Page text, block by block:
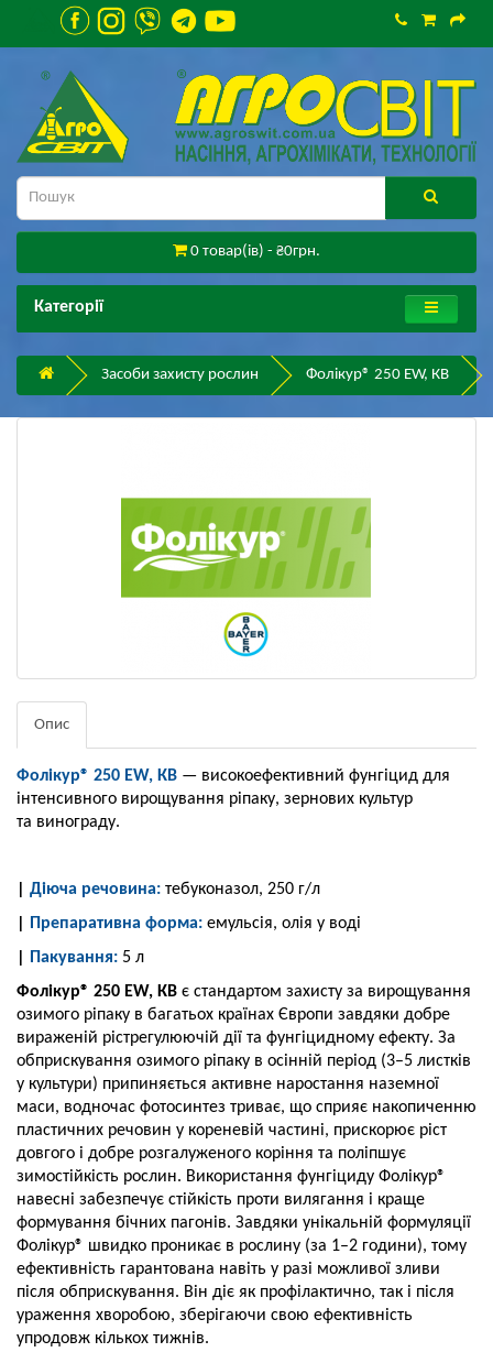
0 товар(ів) - ₴0грн.
Категорії
Засоби захисту рослин Фолікур® 250 EW, КВ
Опис
Фолікур® 250 EW, КВ — високоефективний фунгіцид для
інтенсивного вирощування ріпаку, зернових культур
та винограду.
Діюча речовина: тебуконазол, 250 г/л
Препаративна форма: емульсія, олія у воді
Пакування: 5 л
Фолікур® 250 EW, КВ є стандартом захисту за вирощування
озимого ріпаку в багатьох країнах Європи завдяки добре
вираженій рістрегулюючій дії та фунгіцидному ефекту. За
обприскування озимого ріпаку в осінній період (3–5 листків
у культури) припиняється активне наростання наземної
маси, водночас фотосинтез триває, що сприяє накопиченню
пластичних речовин у кореневій частині, прискорює ріст
довгого і добре розгалуженого коріння та поліпшує
зимостійкість рослин. Використання фунгіциду Фолікур®
навесні забезпечує стійкість проти вилягання і краще
формування бічних пагонів. Завдяки унікальній формуляції
Фолікур® швидко проникає в рослину (за 1–2 години), тому
ефективність гарантована навіть у разі можливої зливи
після обприскування. Він діє як профілактично, так і після
ураження хворобою, зберігаючи свою ефективність
упродовж кількох тижнів.